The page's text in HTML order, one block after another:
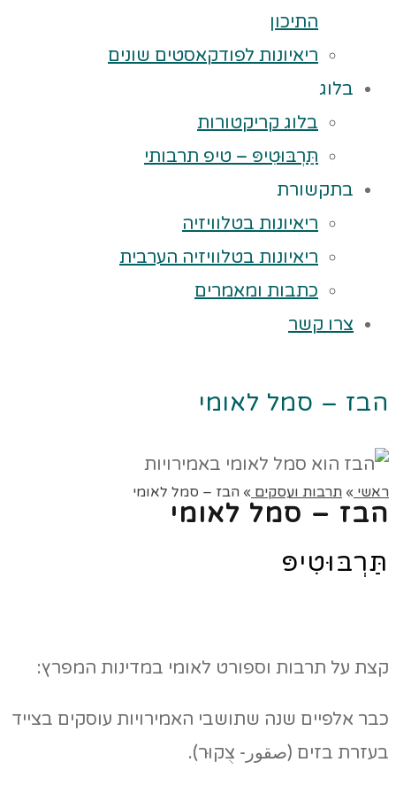
התיכון
ריאיונות לפודקאסטים שונים
בלוג
בלוג קריקטורות
תַּרְבּוּטִיפּ – טיפ תרבותי
בתקשורת
ריאיונות בטלוויזיה
ריאיונות בטלוויזיה הערבית
כתבות ומאמרים
צרו קשר
הבז – סמל לאומי
ראשי » תרבות ועסקים » הבז – סמל לאומי
הבז – סמל לאומי
תַּרְבּוּטִיפּ
קצת על תרבות וספורט לאומי במדינות המפרץ:
כבר אלפיים שנה שתושבי האמירויות עוסקים בצייד
בעזרת בזים (صقور- צֻקוּר).